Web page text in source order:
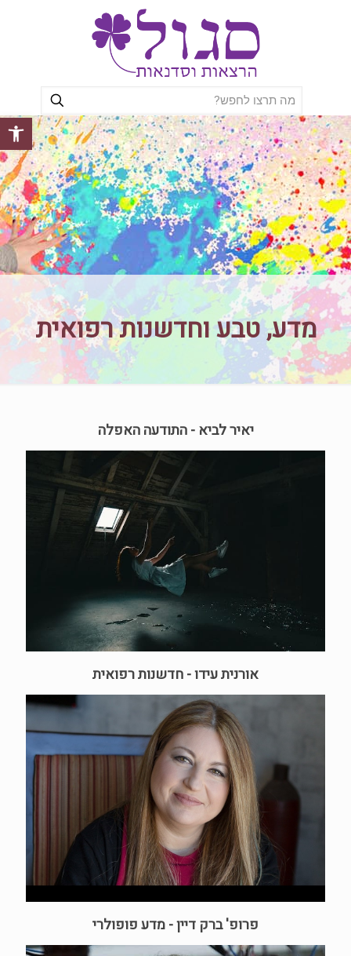
פתח
מדע, טבע וחדשנות רפואית
יאיר לביא - התודעה האפלה
אורנית עידו - חדשנות רפואית
פרופ' ברק דיין - מדע פופולרי